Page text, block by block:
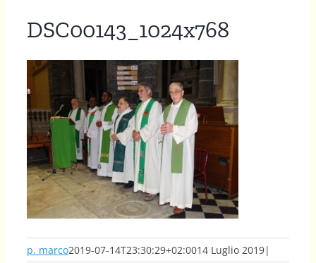
DSC00143_1024x768
p. marco2019-07-14T23:30:29+02:0014 Luglio 2019|